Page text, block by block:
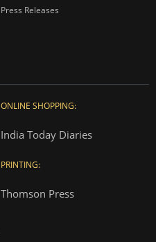
Press Releases
ONLINE SHOPPING:
India Today Diaries
PRINTING:
Thomson Press